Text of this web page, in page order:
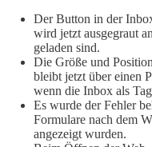
Der Button in der
wird jetzt ausgegraut
geladen sind.
Die Größe und
bleibt jetzt über einen
wenn die Inbox als
Es wurde der Fehler
Formulare nach dem
angezeigt wurden.